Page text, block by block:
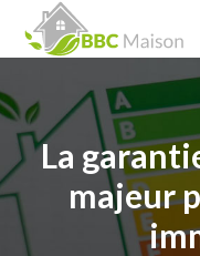
La
majeur